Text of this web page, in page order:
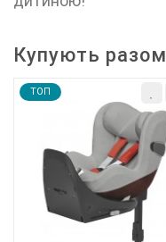
Купують разом
TOП